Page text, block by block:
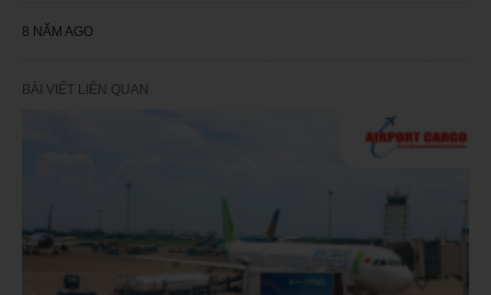
8 NĂM AGO
BÀI VIẾT LIÊN QUAN